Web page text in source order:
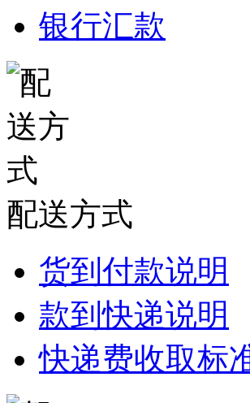
银行汇款
配送方式
货到付款说明
款到快递说明
快递费收取标